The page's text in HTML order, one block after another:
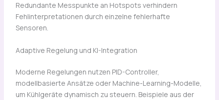
Redundante Messpunkte an Hotspots verhindern
Fehlinterpretationen durch einzelne fehlerhafte
Sensoren.
Adaptive Regelung und KI-Integration
Moderne Regelungen nutzen PID-Controller,
modellbasierte Ansätze oder Machine-Learning-Modelle,
um Kühlgeräte dynamisch zu steuern. Beispiele aus der